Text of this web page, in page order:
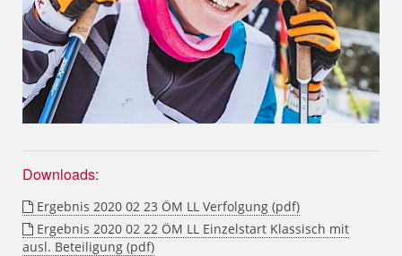
Downloads:
Ergebnis 2020 02 23 ÖM LL Verfolgung (pdf)
Ergebnis 2020 02 22 ÖM LL Einzelstart Klassisch mit
ausl. Beteiligung (pdf)